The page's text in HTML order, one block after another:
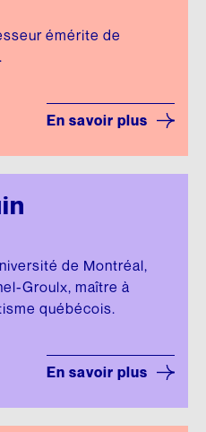
émérite de
En savoir plus
de Montréal,
Groulx, maître à
québécois.
En savoir plus